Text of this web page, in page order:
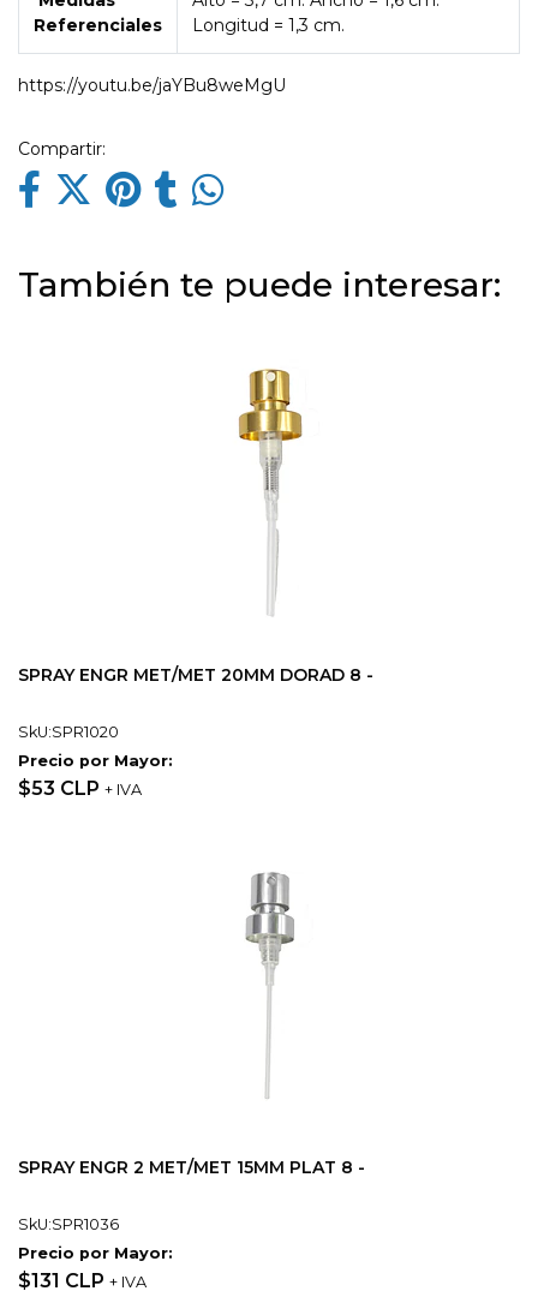
Referenciales
Longitud = 1,3 cm.
https://youtu.be/jaYBu8weMgU
Compartir:
También te puede interesar:
SPRAY ENGR MET/MET 20MM DORAD 8 -
SkU:SPR1020
Precio por Mayor:
$53 CLP + IVA
SPRAY ENGR 2 MET/MET 15MM PLAT 8 -
SkU:SPR1036
Precio por Mayor:
$131 CLP + IVA